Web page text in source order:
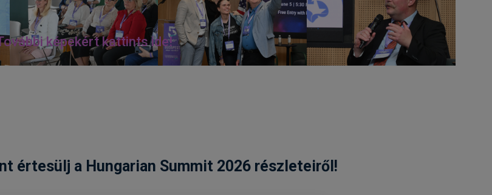
képekért kattints ide!
értesülj a Hungarian Summit 2026 részleteiről!